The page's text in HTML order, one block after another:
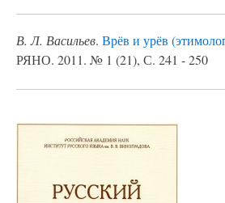
В. Л. Васильев. Врёв и урёв
РЯНО. 2011. № 1 (21), С. 241 - 250